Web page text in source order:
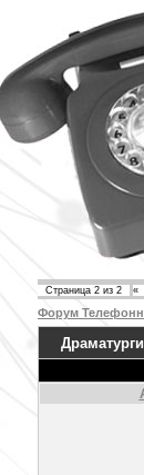
Страница 2 из 2 «
Форум